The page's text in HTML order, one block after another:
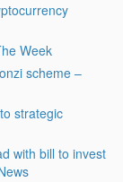
Week
scheme –
strategic
with bill to invest